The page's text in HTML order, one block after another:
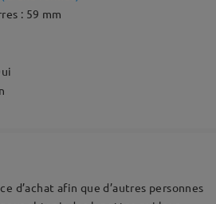
: 59 mm
d’achat afin que d’autres personnes